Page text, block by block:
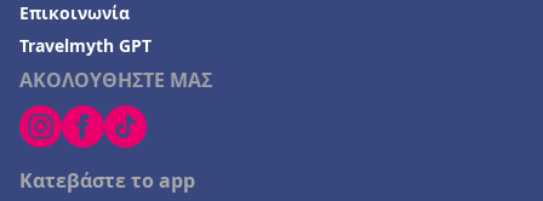
ΑΚΟΛΟΥΘΗΣΤΕ ΜΑΣ
Κατεβάστε το app
Επικοινωνία
Travelmyth GPT